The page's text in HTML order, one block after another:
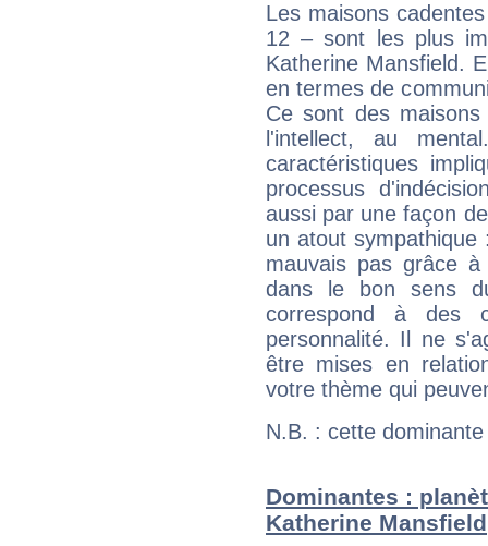
Les maisons
12 – sont les plus
Katherine Mansfield.
en termes de
Ce sont des
l'intellect, au
caractéristiques
processus
aussi par une façon
un atout
mauvais pas grâce
dans le bon sens
correspond à des
personnalité. Il ne
être mises en
votre thème qui
N.B. : cette
Dominantes :
Katherine Mansfield